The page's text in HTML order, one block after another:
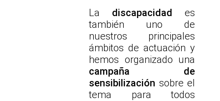
La discapacidad es
también uno de
nuestros principales
ámbitos de actuación y
hemos organizado una
campaña de
sensibilización sobre el
tema para todos